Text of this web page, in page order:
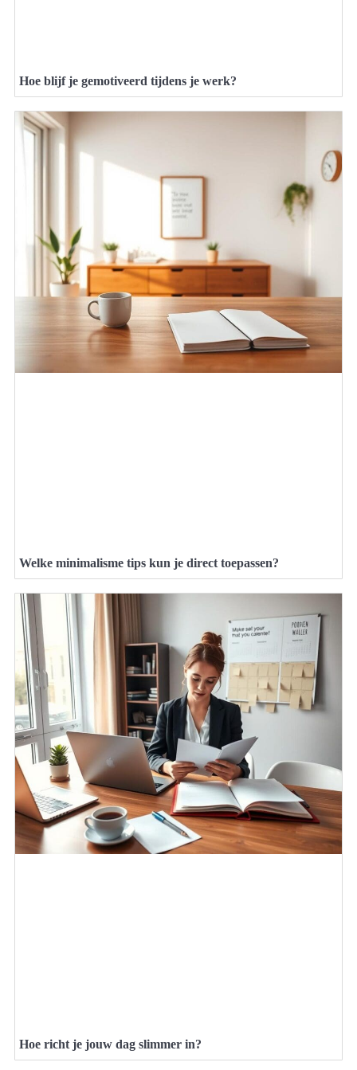
Hoe blijf je gemotiveerd tijdens je werk?
Welke minimalisme tips kun je direct toepassen?
Hoe richt je jouw dag slimmer in?